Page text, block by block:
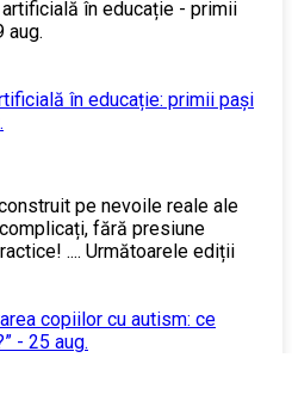
în educație: primii pași
pe nevoile reale ale
fără presiune
.... Următoarele ediții
copiilor cu autism: ce
- 25 aug.